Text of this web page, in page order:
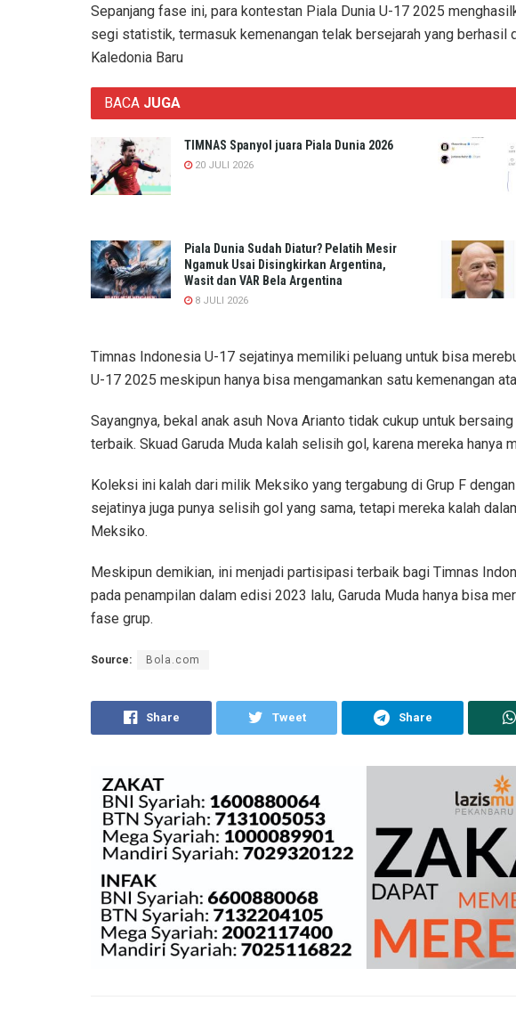
Sepanjang fase ini, para kontestan Piala Dunia U-17 2025
segi statistik, termasuk kemenangan telak bersejarah yang berhasil
Kaledonia Baru
BACA JUGA
TIMNAS Spanyol juara Piala Dunia 2026
20 JULI 2026
Piala Dunia Sudah Diatur? Pelatih Mesir
Ngamuk Usai Disingkirkan Argentina,
Wasit dan VAR Bela Argentina
8 JULI 2026
Timnas Indonesia U-17 sejatinya memiliki peluang untuk bisa
U-17 2025 meskipun hanya bisa mengamankan satu kemenangan
Sayangnya, bekal anak asuh Nova Arianto tidak cukup untuk
terbaik. Skuad Garuda Muda kalah selisih gol, karena mereka hanya
Koleksi ini kalah dari milik Meksiko yang tergabung di Grup F
sejatinya juga punya selisih gol yang sama, tetapi mereka kalah
Meksiko.
Meskipun demikian, ini menjadi partisipasi terbaik bagi Timnas
pada penampilan dalam edisi 2023 lalu, Garuda Muda hanya bisa
fase grup.
Source: Bola.com
Share Tweet Share